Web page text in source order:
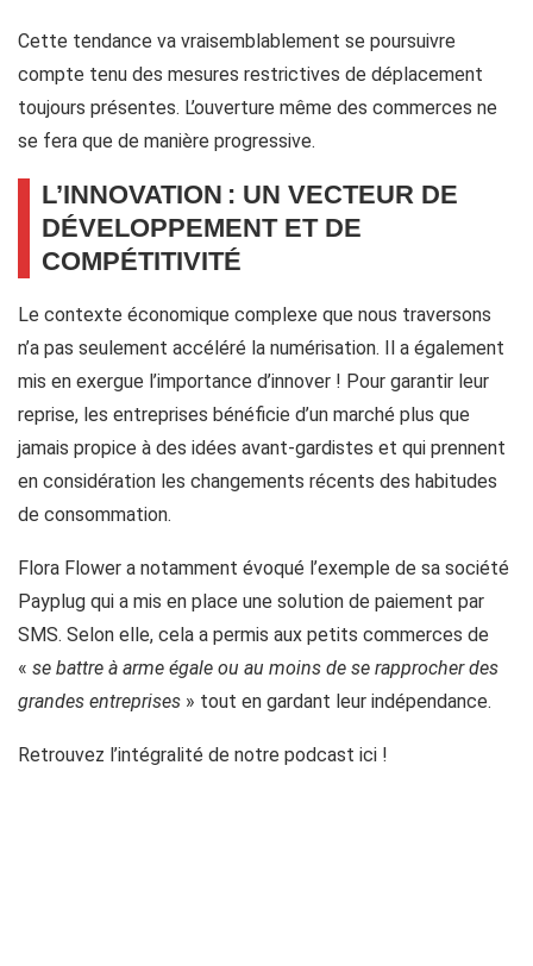
Cette tendance va vraisemblablement se poursuivre
compte tenu des mesures restrictives de déplacement
toujours présentes. L’ouverture même des commerces ne
se fera que de manière progressive.
L’INNOVATION : UN VECTEUR DE
DÉVELOPPEMENT ET DE
COMPÉTITIVITÉ
Le contexte économique complexe que nous traversons
n’a pas seulement accéléré la numérisation. Il a également
mis en exergue l’importance d’innover ! Pour garantir leur
reprise, les entreprises bénéficie d’un marché plus que
jamais propice à des idées avant-gardistes et qui prennent
en considération les changements récents des habitudes
de consommation.
Flora Flower a notamment évoqué l’exemple de sa société
Payplug qui a mis en place une solution de paiement par
SMS. Selon elle, cela a permis aux petits commerces de
« se battre à arme égale ou au moins de se rapprocher des
grandes entreprises » tout en gardant leur indépendance.
Retrouvez l’intégralité de notre podcast ici !